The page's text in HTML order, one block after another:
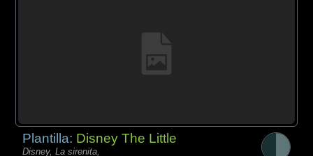
Plantilla: Disney The Little
Disney, La sirenita,